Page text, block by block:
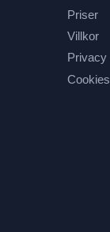
Priser
Villkor
Privacy
Cookies